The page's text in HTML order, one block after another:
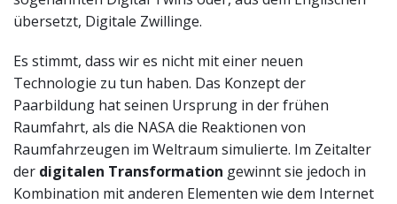
übersetzt, Digitale Zwillinge.
Es stimmt, dass wir es nicht mit einer neuen
Technologie zu tun haben. Das Konzept der
Paarbildung hat seinen Ursprung in der frühen
Raumfahrt, als die NASA die Reaktionen von
Raumfahrzeugen im Weltraum simulierte. Im Zeitalter
der digitalen Transformation gewinnt sie jedoch in
Kombination mit anderen Elementen wie dem Internet